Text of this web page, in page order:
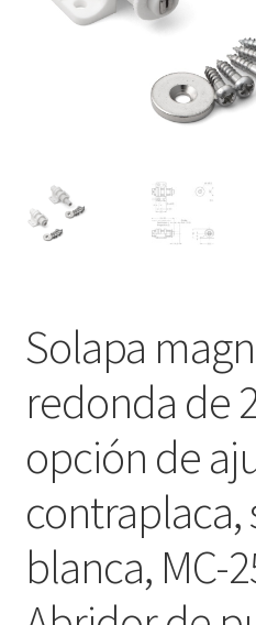
Protección de datos
Retirarse del contrato
Solapa
redonda de
opción de
contraplaca,
blanca, MC-